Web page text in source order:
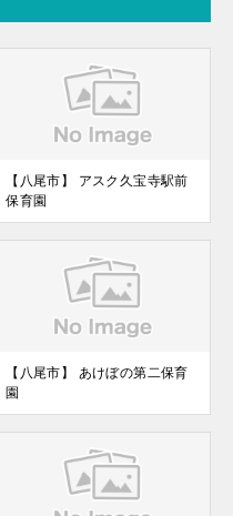
【八尾市】 アスク久宝寺駅前
保育園
【八尾市】 あけぼの第二保育
園